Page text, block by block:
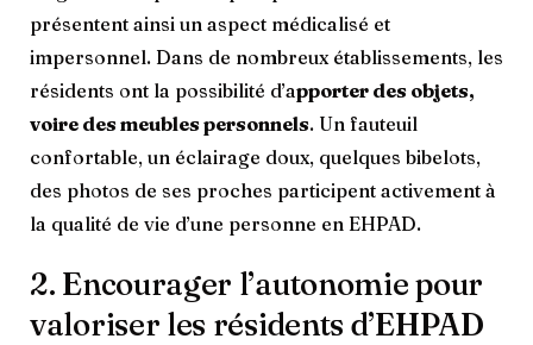
présentent ainsi un aspect médicalisé et
impersonnel. Dans de nombreux établissements, les
résidents ont la possibilité d’apporter des objets,
voire des meubles personnels. Un fauteuil
confortable, un éclairage doux, quelques bibelots,
des photos de ses proches participent activement à
la qualité de vie d’une personne en EHPAD.
2. Encourager l’autonomie pour
valoriser les résidents d’EHPAD